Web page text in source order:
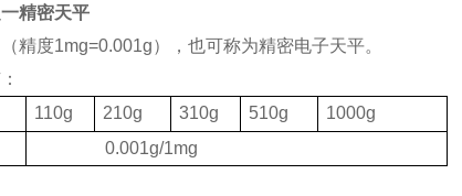
精密天平
精度1mg=0.001g），也可称为精密电子天平。
110g 210g 310g 510g
1000g
0.001g/1mg